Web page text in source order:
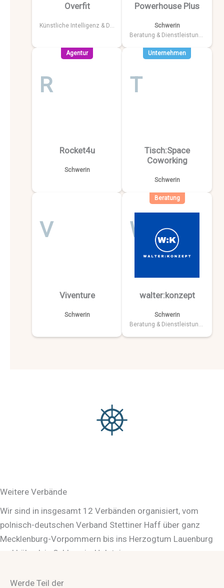
Overfit Powerhouse Plus
Schwerin
Agentur
R
Rocket4u
Schwerin
Unternehmen
T
Tisch:Space
Coworking
Schwerin
V
Viventure
Schwerin
Beratung
W
walter:konzept
Schwerin
Weitere Verbände
Wir sind in insgesamt 12 Verbänden organisiert, vom
polnisch-deutschen Verband Stettiner Haff über ganz
Mecklenburg-Vorpommern bis ins Herzogtum Lauenburg
und Lübeck in Schleswig-Holstein.
Werde Teil der